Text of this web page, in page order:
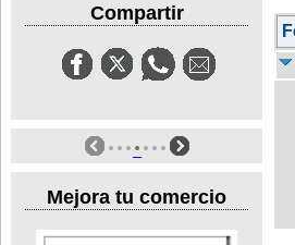
Compartir
Mejora tu comercio